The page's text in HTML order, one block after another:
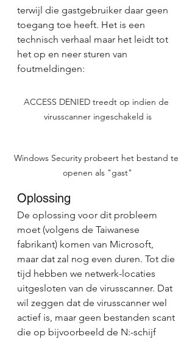
terwijl die gastgebruiker daar geen
toegang toe heeft. Het is een
technisch verhaal maar het leidt tot
het op en neer sturen van
foutmeldingen:
ACCESS DENIED treedt op indien de
virusscanner ingeschakeld is
Windows Security probeert het bestand te
openen als "gast"
Oplossing
De oplossing voor dit probleem
moet (volgens de Taiwanese
fabrikant) komen van Microsoft,
maar dat zal nog even duren. Tot die
tijd hebben we netwerk-locaties
uitgesloten van de virusscanner. Dat
wil zeggen dat de virusscanner wel
actief is, maar geen bestanden scant
die op bijvoorbeeld de N:-schijf